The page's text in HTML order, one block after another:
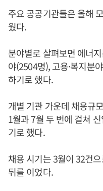
주요 공공기관들은 올해
웠다.
분야별로 살펴보면 에너
야(2504명), 고용·복지분
하기로 했다.
개별 기관 가운데 채용규
1월과 7월 두 번에 걸쳐
기로 했다.
채용 시기는 3월이 32건
뒤를 이었다.